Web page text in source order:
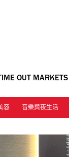
OUT MARKETS
容 音樂與夜生活